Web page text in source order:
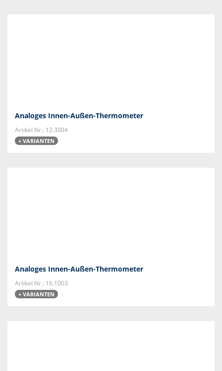
Analoges Innen-Außen-Thermometer
Artikel Nr.: 12.3004
+ VARIANTEN
Analoges Innen-Außen-Thermometer
Artikel Nr.: 16.1003
+ VARIANTEN